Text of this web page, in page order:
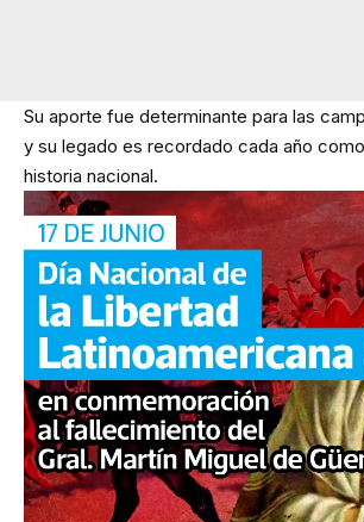
Su aporte fue determinante para las
y su legado es recordado cada año
historia nacional.